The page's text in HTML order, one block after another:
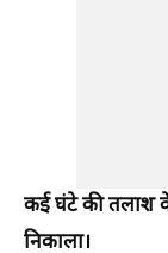
कई घंटे की तलाश
निकाला।